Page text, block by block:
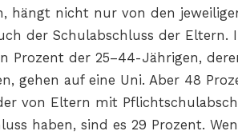
hängt nicht nur von den
der Schulabschluss der Eltern.
Prozent der 25–44-Jährigen,
gehen auf eine Uni. Aber 48
von Eltern mit
haben, sind es 29 Prozent.